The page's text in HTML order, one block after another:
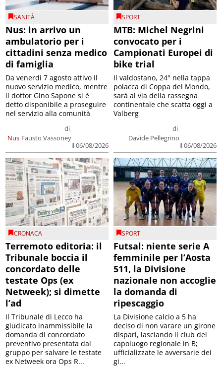
SANITÀ
Nus: in arrivo un
ambulatorio per i
cittadini senza medico
di famiglia
Nus
di
Fausto Vassoney
il 06/08/2026
Da venerdì 7 agosto attivo il
nuovo servizio medico, mentre
il dottor Gino Sapone si è
detto disponibile a proseguire
nel servizio alla comunità
SPORT
MTB: Michel Negrini
convocato per i
Campionati Europei di
bike trial
di
Davide Pellegrino
il 06/08/2026
Il valdostano, 24° nella tappa
polacca di Coppa del Mondo,
sarà al via della rassegna
continentale che scatta oggi a
Valberg
CRONACA
Terremoto editoria: il
Tribunale boccia il
concordato delle
testate Ops (ex
Netweek); si dimette
l’ad
Il Tribunale di Lecco ha
giudicato inammissibile la
domanda di concordato
preventivo presentata dal
gruppo per salvare le testate
ex Netweek ora Ops R...
SPORT
Futsal: niente serie A
femminile per l’Aosta
511, la Divisione
nazionale non accoglie
la domanda di
ripescaggio
La Divisione calcio a 5 ha
deciso di non varare un girone
dispari, lasciando il club del
capoluogo regionale in B;
ufficializzate le avversarie dei
gi...